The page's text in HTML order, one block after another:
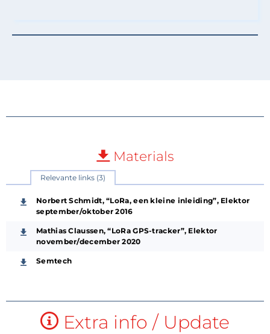
Materials
Relevante links (3)
Norbert Schmidt, “LoRa, een kleine inleiding”, Elektor
september/oktober 2016
Mathias Claussen, “LoRa GPS-tracker”, Elektor
november/december 2020
Semtech
Extra info / Update